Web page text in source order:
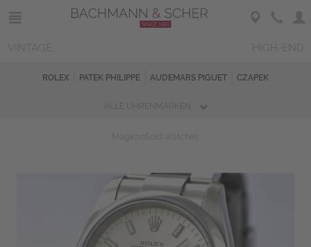
ROLEX PATEK PHILIPPE AUDEMARS PIGUET CZAPEK